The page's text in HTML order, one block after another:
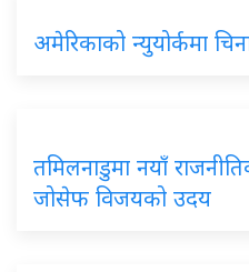
अमेरिकाको न्युयोर्कमा
तमिलनाडुमा नयाँ
जोसेफ विजयको उदय